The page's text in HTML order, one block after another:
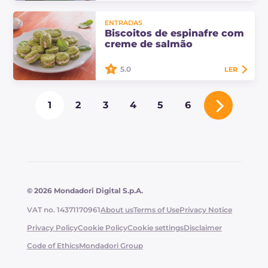
vêneta em que os bigoli absorvem
o delicioso molho de pimentões
vermelhos.
ENTRADAS
Biscoitos de espinafre com
creme de salmão
Os biscoitos de espinafre com
creme de salmão são mini
salgadinhos perfeitos para servir no
5.0 LER
1 2 3 4 5 6
© 2026 Mondadori Digital S.p.A.
VAT no. 14371170961About usTerms of UsePrivacy Notice
Privacy PolicyCookie PolicyCookie settingsDisclaimer
Code of EthicsMondadori Group